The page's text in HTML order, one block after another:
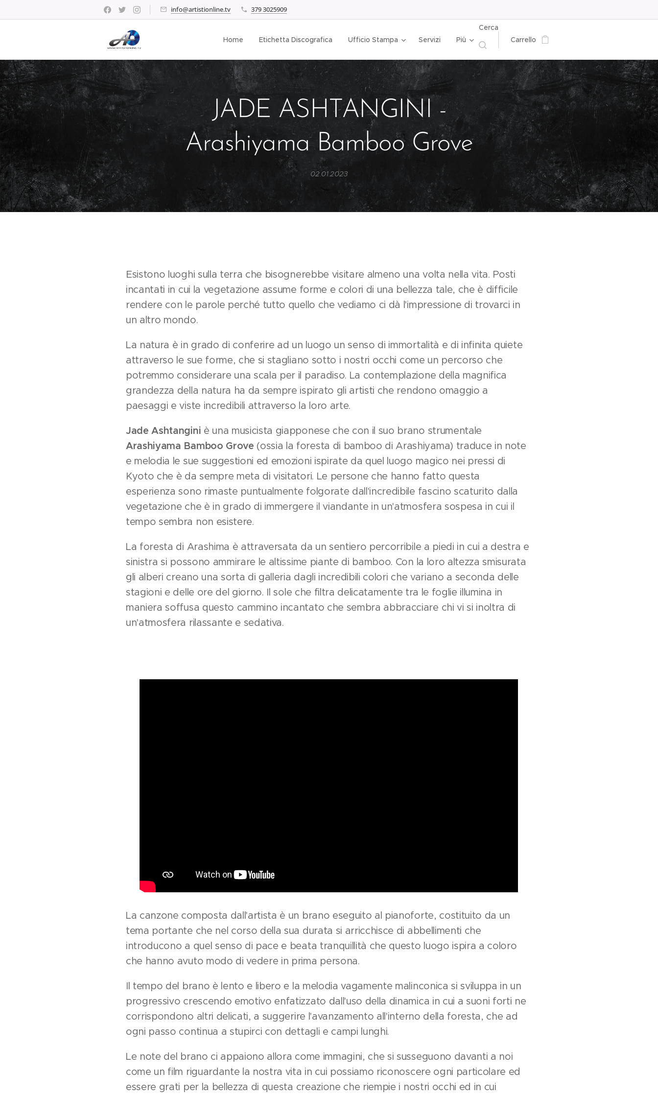
info@artistionline.tv 379 3025909
Home Etichetta Discografica Ufficio Stampa Servizi Più
Cerca
Carrello
JADE ASHTANGINI -
Arashiyama Bamboo Grove
02.01.2023
Esistono luoghi sulla terra che bisognerebbe visitare almeno una volta nella vita. Posti
incantati in cui la vegetazione assume forme e colori di una bellezza tale, che è difficile
rendere con le parole perché tutto quello che vediamo ci dà l'impressione di trovarci in
un altro mondo.
La natura è in grado di conferire ad un luogo un senso di immortalità e di infinita quiete
attraverso le sue forme, che si stagliano sotto i nostri occhi come un percorso che
potremmo considerare una scala per il paradiso. La contemplazione della magnifica
grandezza della natura ha da sempre ispirato gli artisti che rendono omaggio a
paesaggi e viste incredibili attraverso la loro arte.
Jade Ashtangini è una musicista giapponese che con il suo brano strumentale
Arashiyama Bamboo Grove (ossia la foresta di bamboo di Arashiyama) traduce in note
e melodia le sue suggestioni ed emozioni ispirate da quel luogo magico nei pressi di
Kyoto che è da sempre meta di visitatori. Le persone che hanno fatto questa
esperienza sono rimaste puntualmente folgorate dall'incredibile fascino scaturito dalla
vegetazione che è in grado di immergere il viandante in un'atmosfera sospesa in cui il
tempo sembra non esistere.
La foresta di Arashima è attraversata da un sentiero percorribile a piedi in cui a destra e
sinistra si possono ammirare le altissime piante di bamboo. Con la loro altezza smisurata
gli alberi creano una sorta di galleria dagli incredibili colori che variano a seconda delle
stagioni e delle ore del giorno. Il sole che filtra delicatamente tra le foglie illumina in
maniera soffusa questo cammino incantato che sembra abbracciare chi vi si inoltra di
un'atmosfera rilassante e sedativa.
La canzone composta dall'artista è un brano eseguito al pianoforte, costituito da un
tema portante che nel corso della sua durata si arricchisce di abbellimenti che
introducono a quel senso di pace e beata tranquillità che questo luogo ispira a coloro
che hanno avuto modo di vedere in prima persona.
Il tempo del brano è lento e libero e la melodia vagamente malinconica si sviluppa in un
progressivo crescendo emotivo enfatizzato dall'uso della dinamica in cui a suoni forti ne
corrispondono altri delicati, a suggerire l'avanzamento all'interno della foresta, che ad
ogni passo continua a stupirci con dettagli e campi lunghi.
Le note del brano ci appaiono allora come immagini, che si susseguono davanti a noi
come un film riguardante la nostra vita in cui possiamo riconoscere ogni particolare ed
essere grati per la bellezza di questa creazione che riempie i nostri occhi ed in cui